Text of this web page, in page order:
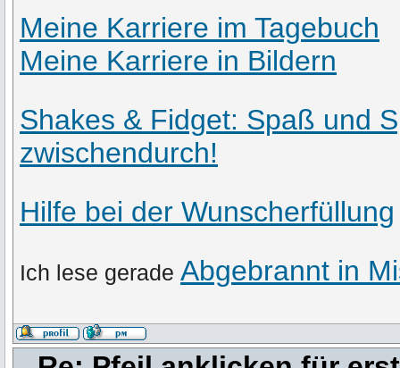
Meine Karriere im Tagebuch
Meine Karriere in Bildern
Shakes & Fidget: Spaß und
zwischendurch!
Hilfe bei der Wunscherfüllung
Ich lese geradeAbgebrannt in